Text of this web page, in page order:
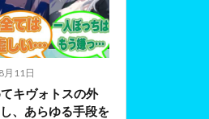
月11日
てキヴォトスの外
、あらゆる手段を